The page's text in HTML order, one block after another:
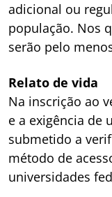
adicional ou
população. Nos
serão pelo
Relato de vida
Na inscrição ao
e a exigência de
submetido a
método de
universidades